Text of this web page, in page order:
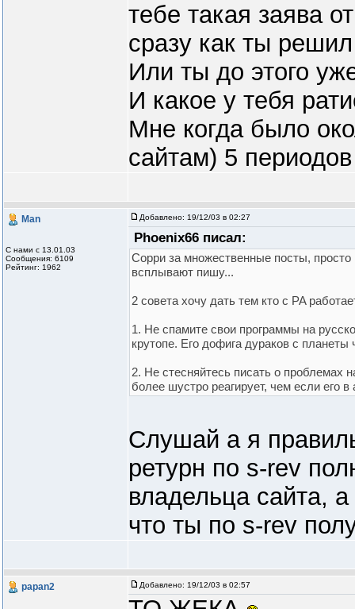
тебе такая заява
сразу как ты
Или ты до этого
И какое у тебя
Мне когда было
сайтам) 5
Man
С нами с 13.01.03
Сообщения: 6109
Рейтинг: 1962
Добавлено: 19/12/03 в 02:27
Phoenix66 писал:
Сорри за множественные посты, просто
всплывают пишу...
2 совета хочу дать тем кто с PA
1. Не спамите свои программы на
крутопе. Его дофига дураков с планеты
2. Не стесняйтесь писать о проблемах
более шустро реагирует, чем если его
Слушай а я
ретурн по s-rev
владельца сайта, а
что ты по s-rev
papan2 Добавлено: 19/12/03 в 02:57